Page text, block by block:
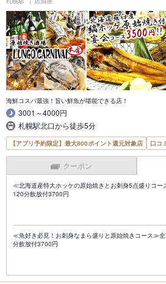
海鮮コスパ最強！旨い鮮魚が堪能できる店！
3001～4000円
札幌駅北口から徒歩5分
【アプリ予約限定】最大800ポイント還元対象店 口コ
クーポン
≪北海道産特大ホッケの原始焼きとお刺身5点盛りコ
120分飲放付3700円
≪魚好き必見！お刺身なまら盛りと原始焼きコース≫
分飲放付3700円